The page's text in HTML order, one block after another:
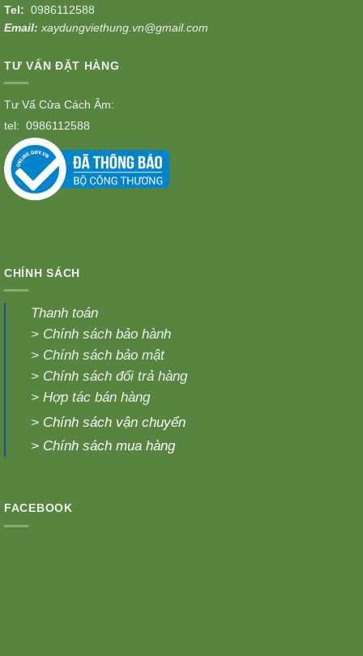
Tel: 0986112588
Email: xaydungviethung.vn@gmail.com
TƯ VẤN ĐẶT HÀNG
Tư Vấ Cửa Cách Âm:
tel: 0986112588
CHÍNH SÁCH
Thanh toán
> Chính sách bảo hành
> Chính sách bảo mật
> Chính sách đổi trả hàng
>Hợp tác bán hàng
> Chính sách vận chuyển
> Chính sách mua hàng
FACEBOOK